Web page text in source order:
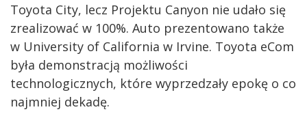
Toyota City, lecz Projektu Canyon nie udało się
zrealizować w 100%. Auto prezentowano także
w University of California w Irvine. Toyota eCom
była demonstracją możliwości
technologicznych, które wyprzedzały epokę o co
najmniej dekadę.